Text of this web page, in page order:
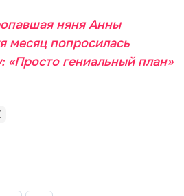
няня Анны
месяц попросилась
«Просто гениальный план»